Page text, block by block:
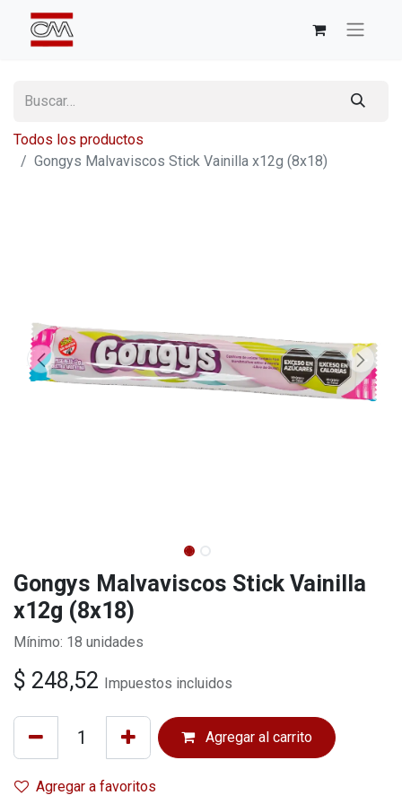
Todos los productos
Gongys Malvaviscos Stick Vainilla x12g (8x18)
Gongys Malvaviscos Stick Vainilla
x12g (8x18)
Mínimo: 18 unidades
$ 248,52 Impuestos incluidos
Agregar al carrito
Agregar a favoritos